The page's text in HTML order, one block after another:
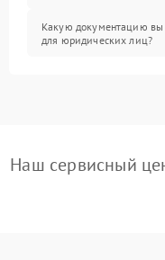
Какую документацию вы
для юридических лиц?
Наш сервисный